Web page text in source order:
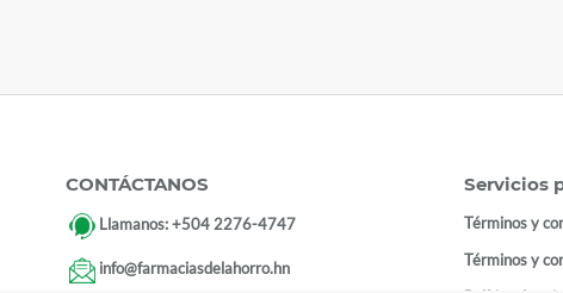
CONTÁCTANOS
Llamanos:+504 2276-4747
info@farmaciasdelahorro.hn
Servicios
Términos y
Términos y